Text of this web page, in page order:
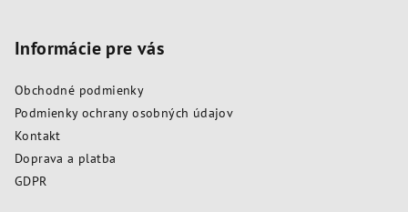
r
Informácie pre vás
Obchodné podmienky
Podmienky ochrany osobných údajov
Kontakt
Doprava a platba
GDPR